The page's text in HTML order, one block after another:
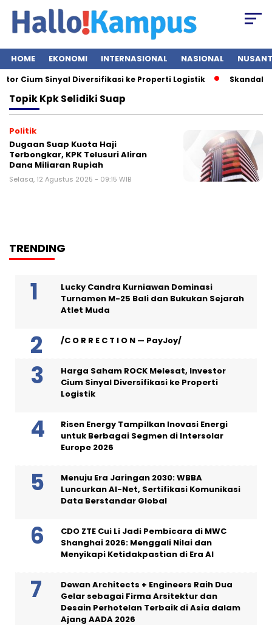
HOME EKONOMI INTERNASIONAL NASIONAL
Cium Sinyal Diversifikasi ke Properti Logistik Skandal
TopikKpk Selidiki Suap
Politik
Dugaan Suap Kuota Haji
Terbongkar, KPK Telusuri Aliran
Dana Miliaran Rupiah
Selasa, 12 Agustus 2025 - 09:15 WIB
TRENDING
Lucky Candra Kurniawan Dominasi
Turnamen M-25 Bali dan Bukukan Sejarah
Atlet Muda
/C O R R E C T I O N — PayJoy/
Harga Saham ROCK Melesat, Investor
Cium Sinyal Diversifikasi ke Properti
Logistik
Risen Energy Tampilkan Inovasi Energi
untuk Berbagai Segmen di Intersolar
Europe 2026
Menuju Era Jaringan 2030: WBBA
Luncurkan AI-Net, Sertifikasi Komunikasi
Data Berstandar Global
CDO ZTE Cui Li Jadi Pembicara di MWC
Shanghai 2026: Menggali Nilai dan
Menyikapi Ketidakpastian di Era AI
Dewan Architects + Engineers Raih Dua
Gelar sebagai Firma Arsitektur dan
Desain Perhotelan Terbaik di Asia dalam
Ajang AADA 2026